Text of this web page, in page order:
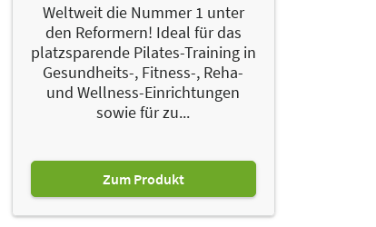
Weltweit die Nummer 1 unter
den Reformern! Ideal für das
platzsparende Pilates-Training in
Gesundheits-, Fitness-, Reha-
und Wellness-Einrichtungen
sowie für zu...
Zum Produkt